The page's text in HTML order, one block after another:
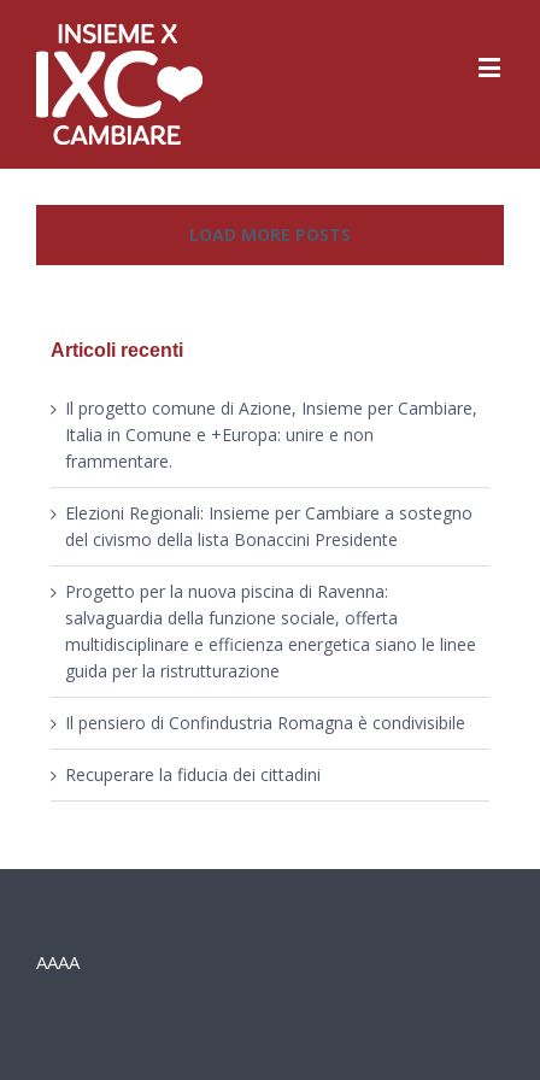
LOAD MORE POSTS
Articoli recenti
Il progetto comune di Azione, Insieme per Cambiare,
Italia in Comune e +Europa: unire e non
frammentare.
Elezioni Regionali: Insieme per Cambiare a sostegno
del civismo della lista Bonaccini Presidente
Progetto per la nuova piscina di Ravenna:
salvaguardia della funzione sociale, offerta
multidisciplinare e efficienza energetica siano le linee
guida per la ristrutturazione
Il pensiero di Confindustria Romagna è condivisibile
Recuperare la fiducia dei cittadini
AAAA